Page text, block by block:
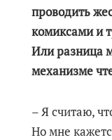
проводить
комиксами и
Или разница
механизме
– Я считаю,
Но мне